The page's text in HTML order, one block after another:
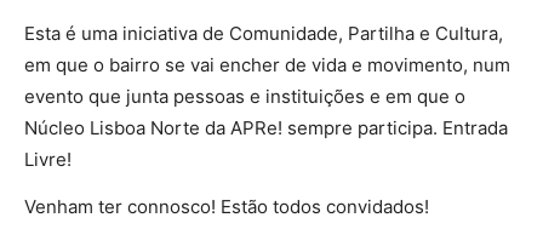
Esta é uma iniciativa de Comunidade, Partilha e Cultura,
em que o bairro se vai encher de vida e movimento, num
evento que junta pessoas e instituições e em que o
Núcleo Lisboa Norte da APRe! sempre participa. Entrada
Livre!
Venham ter connosco! Estão todos convidados!